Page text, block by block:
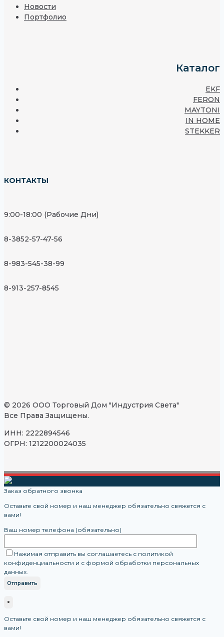
Новости
Портфолио
Каталог
EKF
FERON
MAYTONI
IN HOME
STEKKER
КОНТАКТЫ
9:00-18:00 (Рабочие Дни)
8-3852-57-47-56
8-983-545-38-99
8-913-257-8545
© 2026 ООО Торговый Дом "Индустрия Света"
Все Права Защищены.
ИНН: 2222894546
ОГРН: 1212200024035
Заказ обратного звонка
Оставьте свой номер и наш менеджер обязательно свяжется с
вами!
Ваш номер телефона (обязательно)
Нажимая отправить вы соглашаетесь с политикой
конфиденциальности и с формой обработки персональных
данных.
×
Оставьте свой номер и наш менеджер обязательно свяжется с
вами!